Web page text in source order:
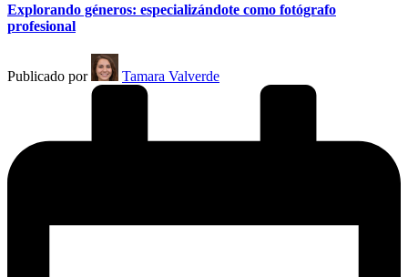
Explorando géneros: especializándote como fotógrafo
profesional
Publicado por Tamara Valverde